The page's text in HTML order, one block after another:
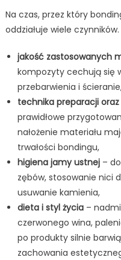
Na czas, przez który
oddziałuje wiele
jakość zastosowanych
kompozyty cechują się
przebarwienia i
technika preparacji
prawidłowe
nałożenie materiału
trwałości bondingu,
higiena jamy ustnej–
zębów, stosowanie nici
usuwanie kamienia,
dieta i styl życia–
czerwonego wina,
po produkty silnie
zachowania